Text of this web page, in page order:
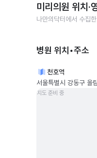
미리의원 위치·
나만의닥터에서 수집한
병원 위치•주소
천호역
서울특별시 강동구 올
지도 준비 중